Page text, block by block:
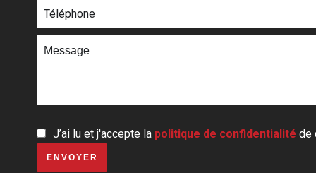
J’ai lu et j'accepte la politique de confidentialité de
ENVOYER